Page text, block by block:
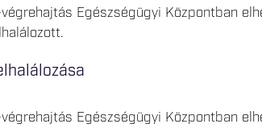
Egészségügyi Központban
Egészségügyi Központban